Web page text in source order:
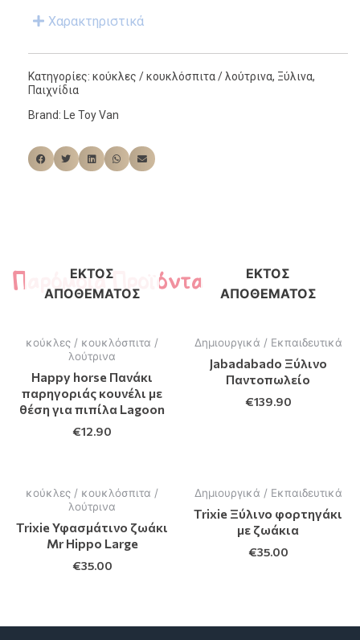
Χαρακτηριστικά
Κατηγορίες: κούκλες / κουκλόσπιτα / λούτρινα, Ξύλινα,
Παιχνίδια
Brand:
Le Toy Van
Παρόμοια Προϊόντα
ΕΚΤΌΣ
ΑΠΟΘΈΜΑΤΟΣ
κούκλες / κουκλόσπιτα /
λούτρινα
Happy horse Πανάκι
παρηγοριάς κουνέλι με
θέση για πιπίλα Lagoon
€12.90
ΕΚΤΌΣ
ΑΠΟΘΈΜΑΤΟΣ
Δημιουργικά / Εκπαιδευτικά
Jabadabado Ξύλινο
Παντοπωλείο
€139.90
κούκλες / κουκλόσπιτα /
λούτρινα
Trixie Υφασμάτινο ζωάκι
Mr Hippo Large
€35.00
Δημιουργικά / Εκπαιδευτικά
Trixie Ξύλινο φορτηγάκι
με ζωάκια
€35.00